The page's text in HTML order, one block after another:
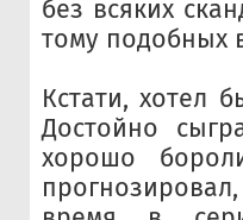
без всяких
тому подобных
Кстати, хотел
Достойно
хорошо